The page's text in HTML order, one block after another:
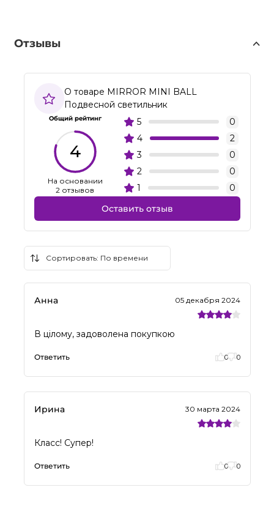
Отзывы
О товаре MIRROR MINI BALL
Подвесной светильник
Общий рейтинг
4
На основании
2 отзывов
5
0
4
2
3
0
2
0
1
0
Оставить отзыв
Анна 05 декабря 2024
В цілому, задоволена покупкою
Ответить 0 0
Ирина 30 марта 2024
Класс! Супер!
Ответить 0 0